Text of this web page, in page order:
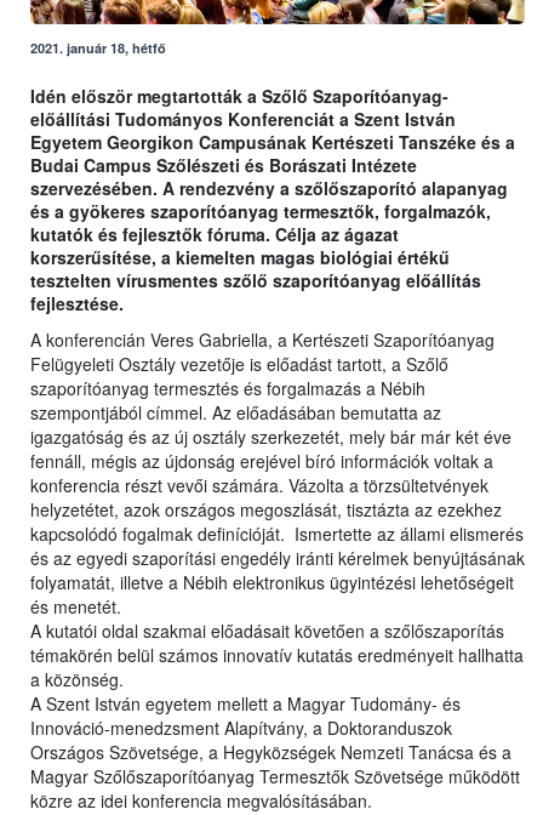
2021. január 18, hétfő
Idén először megtartották a Szőlő Szaporítóanyag-
előállítási Tudományos Konferenciát a Szent István
Egyetem Georgikon Campusának Kertészeti Tanszéke és a
Budai Campus Szőlészeti és Borászati Intézete
szervezésében. A rendezvény a szőlőszaporító alapanyag
és a gyökeres szaporítóanyag termesztők, forgalmazók,
kutatók és fejlesztők fóruma. Célja az ágazat
korszerűsítése, a kiemelten magas biológiai értékű
tesztelten vírusmentes szőlő szaporítóanyag előállítás
fejlesztése.
A konferencián Veres Gabriella, a Kertészeti Szaporítóanyag
Felügyeleti Osztály vezetője is előadást tartott, a Szőlő
szaporítóanyag termesztés és forgalmazás a Nébih
szempontjából címmel. Az előadásában bemutatta az
igazgatóság és az új osztály szerkezetét, mely bár már két éve
fennáll, mégis az újdonság erejével bíró információk voltak a
konferencia részt vevői számára. Vázolta a törzsültetvények
helyzetétet, azok országos megoszlását, tisztázta az ezekhez
kapcsolódó fogalmak definícióját. Ismertette az állami elismerés
és az egyedi szaporítási engedély iránti kérelmek benyújtásának
folyamatát, illetve a Nébih elektronikus ügyintézési lehetőségeit
és menetét.
A kutatói oldal szakmai előadásait követően a szőlőszaporítás
témakörén belül számos innovatív kutatás eredményeit hallhatta
a közönség.
A Szent István egyetem mellett a Magyar Tudomány- és
Innováció-menedzsment Alapítvány, a Doktoranduszok
Országos Szövetsége, a Hegyközségek Nemzeti Tanácsa és a
Magyar Szőlőszaporítóanyag Termesztők Szövetsége működött
közre az idei konferencia megvalósításában.